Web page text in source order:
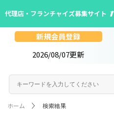
代理店・フランチャイズ募集サイト
新規会員登録
2026/08/07更新
ホーム 検索結果